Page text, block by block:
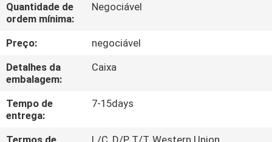
CONTROLE
DA
QUALIDADE
CONTACTE-
NOS
Quantidade de
ordem mínima:
Negociável
Preço:
negociável
Detalhes da
embalagem:
Caixa
Tempo de
entrega:
7-15days